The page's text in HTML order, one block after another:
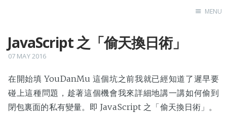
MENU
JavaScript 之「偷天換日術」
07 MAY 2016
在開始填 YouDanMu 這個坑之前我就已經知道了遲早要
碰上這種問題，趁著這個機會我來詳細地講一講如何偷到
閉包裏面的私有變量。即 JavaScript 之「偷天換日術」。